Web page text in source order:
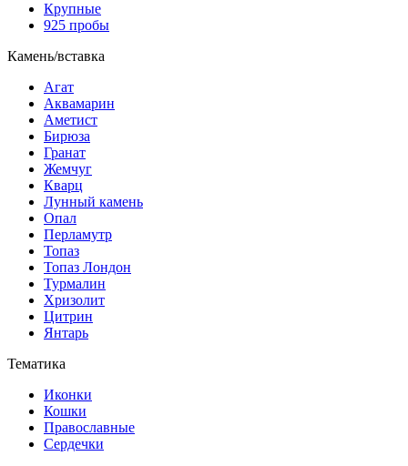
Крупные
925 пробы
Камень/вставка
Агат
Аквамарин
Аметист
Бирюза
Гранат
Жемчуг
Кварц
Лунный камень
Опал
Перламутр
Топаз
Топаз Лондон
Турмалин
Хризолит
Цитрин
Янтарь
Тематика
Иконки
Кошки
Православные
Сердечки